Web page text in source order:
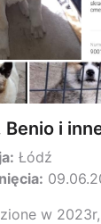
Benio i
Łódź
w